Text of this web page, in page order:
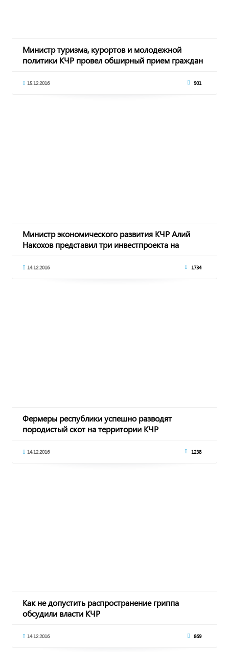
Министр туризма, курортов и молодежной
политики КЧР провел обширный прием граждан
15.12.2016 901
Министр экономического развития КЧР Алий
Накохов представил три инвестпроекта на
14.12.2016 1734
Фермеры республики успешно разводят
породистый скот на территории КЧР
14.12.2016 1238
Как не допустить распространение гриппа
обсудили власти КЧР
14.12.2016 869